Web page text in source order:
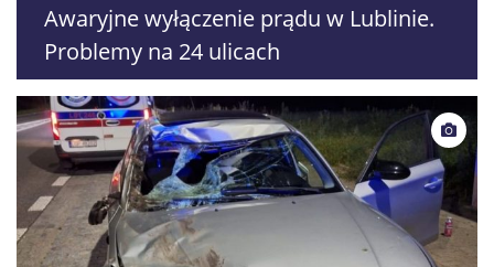
Awaryjne wyłączenie prądu w Lublinie.
Problemy na 24 ulicach